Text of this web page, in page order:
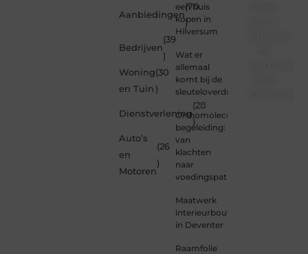
Aanbiedingen
(70
)
Bedrijven
(39
)
Woning
en Tuin
(30
)
Dienstverlening
(28
)
Auto’s
en
Motoren
(26
)
een huis
kopen in
Hilversum
Wat er
allemaal
komt bij de
sleuteloverdracht
Orthomoleculaire
begeleiding:
van
klachten
naar
voedingspatroon
Maatwerk
interieurbouw
in Deventer
Raamfolie